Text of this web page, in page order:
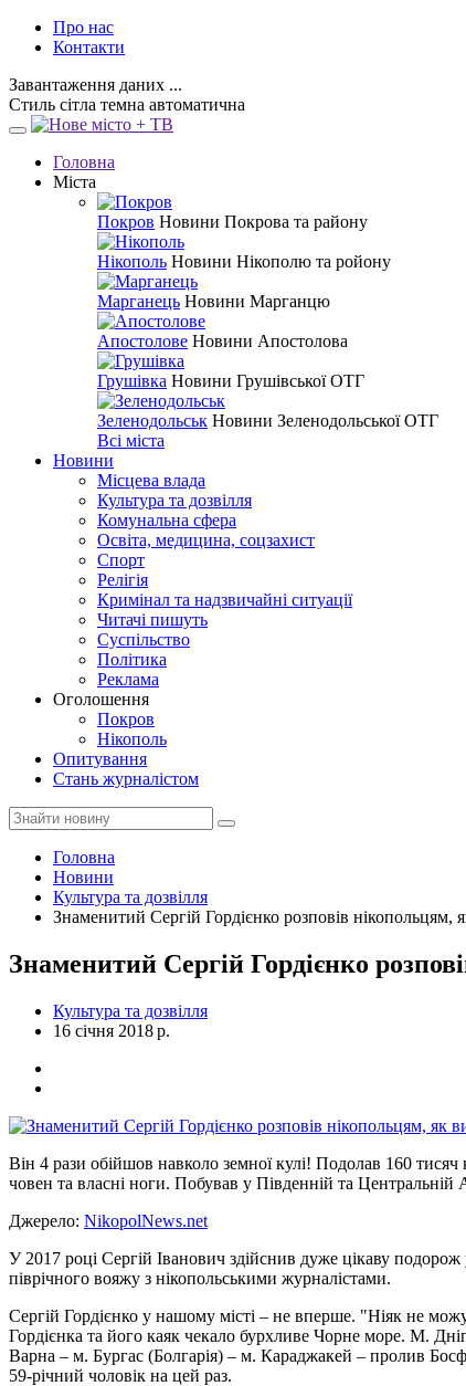
Про нас
Контакти
Завантаження даних ...
Стиль сітла темна автоматична
Головна
Міста
Покров Новини Покрова та району
Нікополь Новини Нікополю та ройону
Марганець Новини Марганцю
Апостолове Новини Апостолова
Грушівка Новини Грушівської ОТГ
Зеленодольськ Новини Зеленодольської ОТГ
Всі міста
Новини
Місцева влада
Культура та дозвілля
Комунальна сфера
Освіта, медицина, соцзахист
Спорт
Релігія
Кримінал та надзвичайні ситуації
Читачі пишуть
Суспільство
Політика
Реклама
Оголошення
Покров
Нікополь
Опитування
Стань журналістом
Головна
Новини
Культура та дозвілля
Знаменитий Сергій Гордієнко розповів
Знаменитий Сергій Гордієнко
Культура та дозвілля
16 січня 2018 р.
Він 4 рази обійшов навколо земної кулі! Подолав 160 тисяч
човен та власні ноги. Побував у Південній та
Джерело: NikopolNews.net
У 2017 році Сергій Іванович здійснив дуже цікаву
піврічного вояжу з нікопольськими журналістами.
Сергій Гордієнко у нашому місті – не вперше. "Ніяк не
Гордієнка та його каяк чекало бурхливе Чорне море. М.
Варна – м. Бургас (Болгарія) – м. Караджакей – пролив
59-річний чоловік на цей раз.